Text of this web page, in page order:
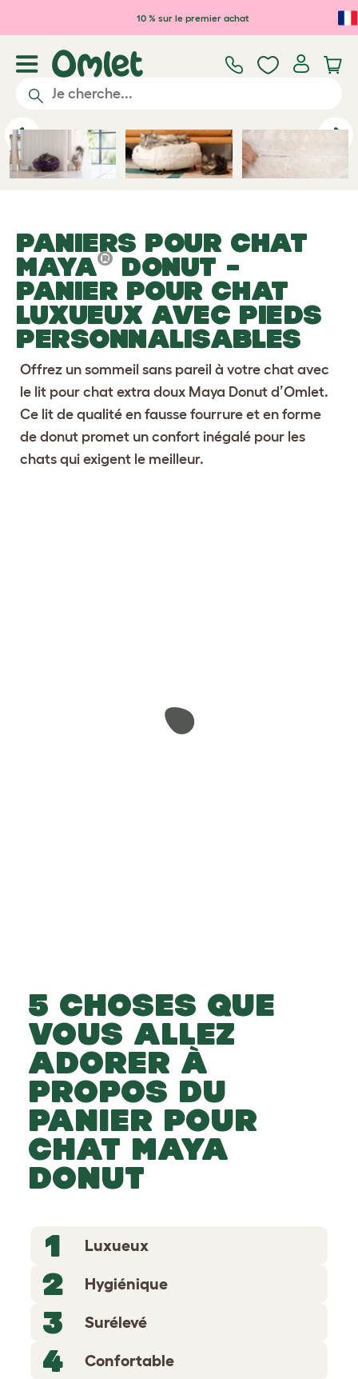
Passer au contenu principal
10 % sur le premier achat
Previous
PANIERS POUR CHAT
MAYA® DONUT –
PANIER POUR CHAT
LUXUEUX AVEC PIEDS
PERSONNALISABLES
Offrez un sommeil sans pareil à votre chat avec
le lit pour chat extra doux Maya Donut d’Omlet.
Ce lit de qualité en fausse fourrure et en forme
de donut promet un confort inégalé pour les
chats qui exigent le meilleur.
5 CHOSES QUE
VOUS ALLEZ
ADORER À
PROPOS DU
PANIER POUR
CHAT MAYA
DONUT
1
Luxueux
2 Hygiénique
3 Surélevé
4 Confortable